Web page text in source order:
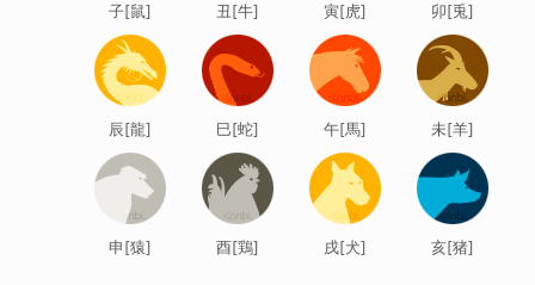
子[鼠] 丑[牛] 寅[虎] 卯[兎]
辰[龍] 巳[蛇] 午[馬] 未[羊]
申[猿] 酉[鶏] 戌[犬] 亥[猪]